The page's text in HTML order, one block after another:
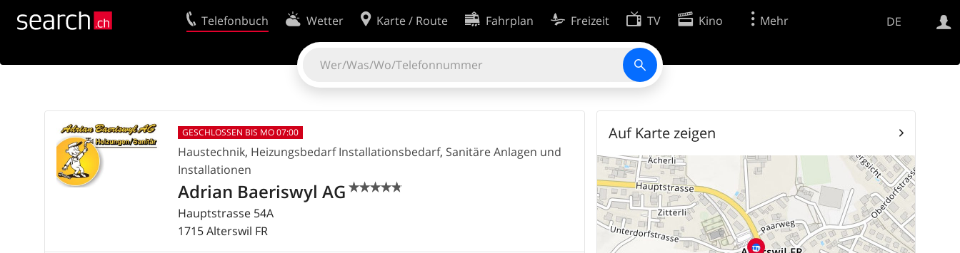
DE
Telefonbuch Wetter Karte / Route Fahrplan Freizeit TV Kino Mehr
GESCHLOSSEN BIS MO 07:00
Haustechnik, Heizungsbedarf Installationsbedarf, Sanitäre Anlagen und
Installationen
Adrian Baeriswyl AG 

Hauptstrasse 54A
1715Alterswil FR
Auf Karte zeigen
Ihr Eintrag
Tipps & Tricks
Impressum
Kontakt
Nutzungsbedingungen
Datenschutzerklärung
Cookie-Richtlinie
Entwickler